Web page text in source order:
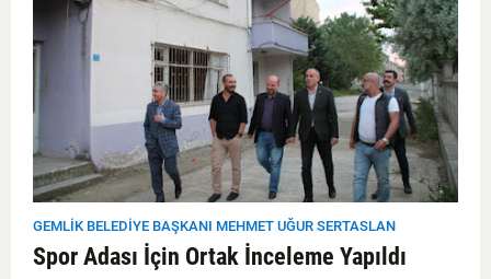
GEMLIK BELEDIYE BAŞKANI MEHMET UĞUR SERTASLAN
Spor Adası İçin Ortak İnceleme Yapıldı